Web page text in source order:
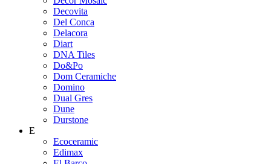
Decovita
Del Conca
Delacora
Diart
DNA Tiles
Do&Po
Dom Ceramiche
Domino
Dual Gres
Dune
Durstone
E
Ecoceramic
Edimax